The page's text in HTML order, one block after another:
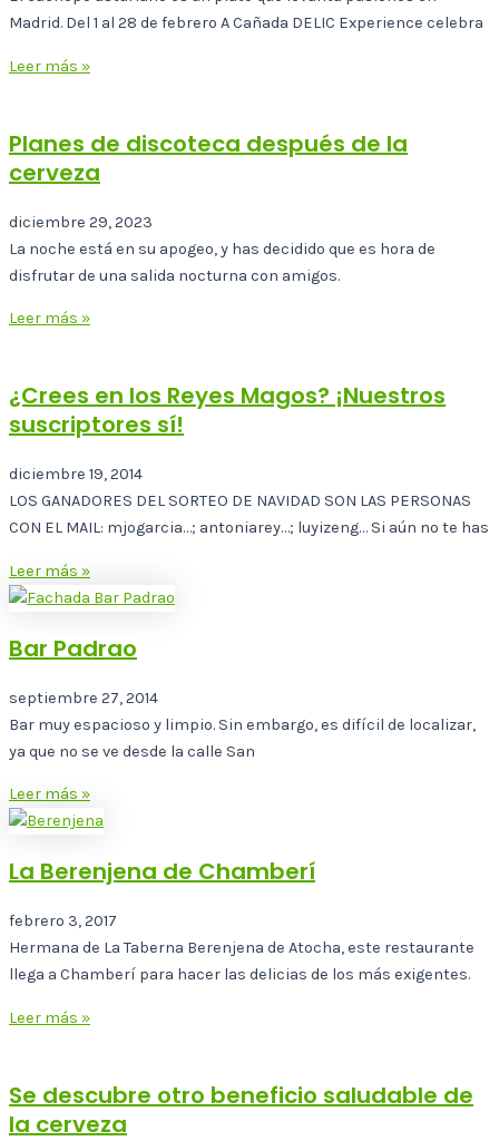
Madrid. Del 1 al 28 de febrero A Cañada DELIC Experience celebra
Leer más »
Planes de discoteca después de la
cerveza
diciembre 29, 2023
La noche está en su apogeo, y has decidido que es hora de
disfrutar de una salida nocturna con amigos.
Leer más »
¿Crees en los Reyes Magos? ¡Nuestros
suscriptores sí!
diciembre 19, 2014
LOS GANADORES DEL SORTEO DE NAVIDAD SON LAS PERSONAS
CON EL MAIL: mjogarcia…; antoniarey…; luyizeng… Si aún no te has
Leer más »
Bar Padrao
septiembre 27, 2014
Bar muy espacioso y limpio. Sin embargo, es difícil de localizar,
ya que no se ve desde la calle San
Leer más »
La Berenjena de Chamberí
febrero 3, 2017
Hermana de La Taberna Berenjena de Atocha, este restaurante
llega a Chamberí para hacer las delicias de los más exigentes.
Leer más »
Se descubre otro beneficio saludable de
la cerveza